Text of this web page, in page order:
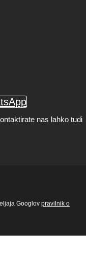
nas lahko tudi
Googlov pravilnik o